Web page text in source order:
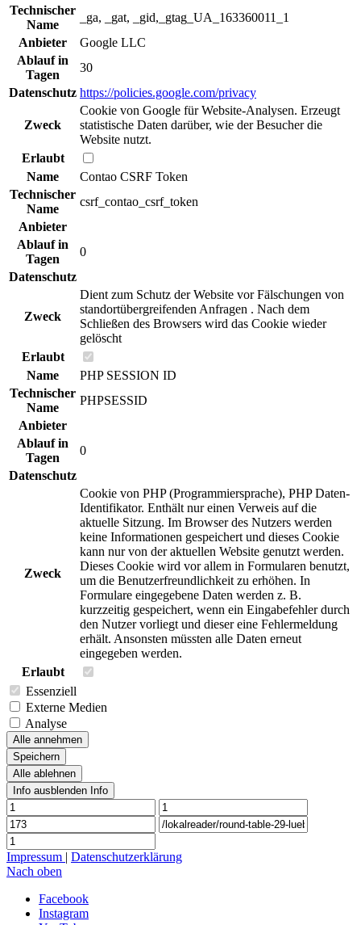
Technischer
Name
_ga, _gat, _gid,_gtag_UA_163360011_1
Anbieter
Google LLC
Ablauf in
Tagen
30
Datenschutz https://policies.google.com/privacy
Zweck
Cookie von Google für Website-Analysen. Erzeugt
statistische Daten darüber, wie der Besucher die
Website nutzt.
Erlaubt
Name
Contao CSRF Token
Technischer
Name
csrf_contao_csrf_token
Anbieter
Ablauf in
Tagen
0
Datenschutz
Zweck
Dient zum Schutz der Website vor Fälschungen von
standortübergreifenden Anfragen . Nach dem
Schließen des Browsers wird das Cookie wieder
gelöscht
Erlaubt
Name
PHP SESSION ID
Technischer
Name
PHPSESSID
Anbieter
Ablauf in
Tagen
0
Datenschutz
Zweck
Cookie von PHP (Programmiersprache), PHP Daten-
Identifikator. Enthält nur einen Verweis auf die
aktuelle Sitzung. Im Browser des Nutzers werden
keine Informationen gespeichert und dieses Cookie
kann nur von der aktuellen Website genutzt werden.
Dieses Cookie wird vor allem in Formularen benutzt,
um die Benutzerfreundlichkeit zu erhöhen. In
Formulare eingegebene Daten werden z. B.
kurzzeitig gespeichert, wenn ein Eingabefehler durch
den Nutzer vorliegt und dieser eine Fehlermeldung
erhält. Ansonsten müssten alle Daten erneut
eingegeben werden.
Erlaubt
Essenziell
Externe Medien
Analyse
Alle annehmen
Speichern
Alle ablehnen
Info ausblenden Info
Impressum | Datenschutzerklärung
Nach oben
Facebook
Instagram